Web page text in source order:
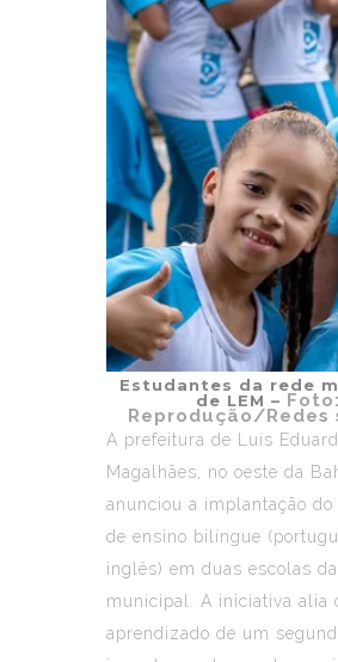
Estudantes da rede
de LEM – Foto:
Reprodução/Redes
A prefeitura de Luís
Magalhães , no oeste da
anunciou a implantação do
de ensino bilíngue
inglês) em duas escolas
municipal. A iniciativa alia
aprendizado de um